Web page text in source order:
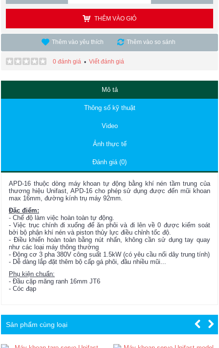
THÊM VÀO GIỎ
Thêm vào yêu thích Thêm vào so sánh
0 đánh giá • Viết đánh giá
Mô tả
Thông số kỹ thuật
Video
Ảnh thực tế
Đánh giá (0)
APD-16 thuộc dòng máy khoan tự động bằng khí nén tầm trung của
thương hiệu Unifast, APD-16 cho phép sử dụng được đến mũi khoan
max 16mm, đường kính trụ máy 92mm.
Đặc điểm:
- Chế độ làm việc hoàn toàn tự động.
- Việc trục chính đi xuống để ăn phôi và đi lên về 0 được kiểm soát
bởi bộ phận khí nén và piston thủy lực điều chỉnh tốc độ.
- Điều khiển hoàn toàn bằng nút nhấn, không cần sử dụng tay quay
như các loại máy thông thường
- Động cơ 3 pha 380V công suất 1.5kW (có yêu cầu nối dây trung tính)
- Dễ dàng lắp đặt thêm bộ cấp gá phôi, đầu nhiều mũi...
Phụ kiện chuẩn:
- Đầu cặp măng ranh 16mm JT6
- Cóc đạp
Sản phẩm cùng loại